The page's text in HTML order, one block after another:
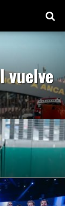
vuelve